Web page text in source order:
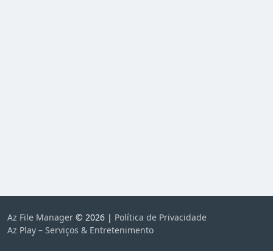
Az File Manager © 2026 | Política de Privacidade
Az Play – Serviços & Entretenimento